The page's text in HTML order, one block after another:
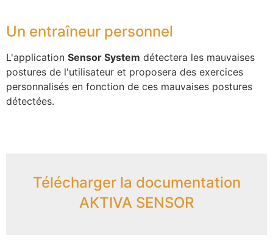
Un entraîneur personnel
L'application Sensor System détectera les mauvaises
postures de l'utilisateur et proposera des exercices
personnalisés en fonction de ces mauvaises postures
détectées.
Télécharger la documentation
AKTIVA SENSOR